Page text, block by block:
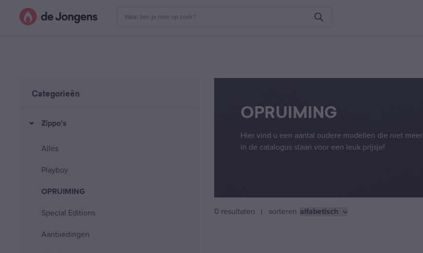
Categorieën
Zippo's
Alles
Playboy
OPRUIMING
Special Editions
Aanbiedingen
OPRUIMING
Hier vind u een aantal oudere modellen die niet meer
in de catalogus staan voor een leuk prijsje!
0 resultaten sorteren